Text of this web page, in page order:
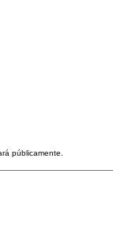
públicamente.